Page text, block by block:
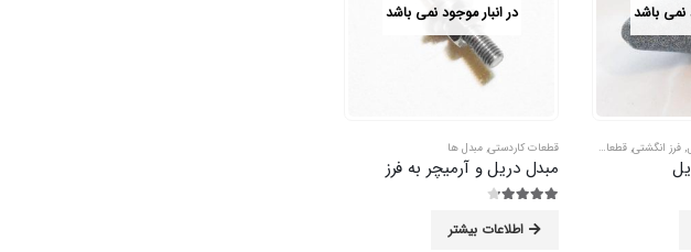
نمی باشد
, فرز انگشتی, قطعات کاردستی
در انبار موجود نمی باشد
قطعات کاردستی, مبدل ها
مبدل دریل و آرمیچر به فرز
اطلاعات بیشتر